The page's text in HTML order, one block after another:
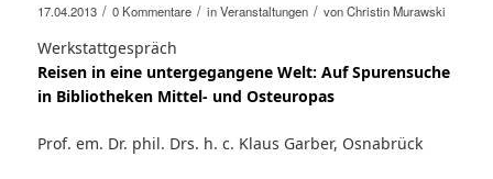
17.04.2013 / 0 Kommentare / inVeranstaltungen / vonChristin Murawski
Werkstattgespräch
Reisen in eine untergegangene Welt: Auf Spurensuche
in Bibliotheken Mittel- und Osteuropas
Prof. em. Dr. phil. Drs. h. c. Klaus Garber, Osnabrück